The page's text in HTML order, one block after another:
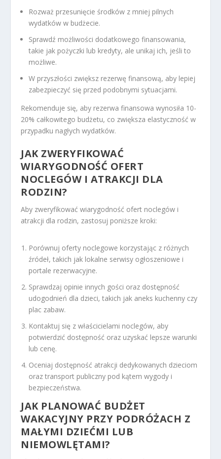
Rozważ przesunięcie środków z mniej pilnych
wydatków w budżecie.
Sprawdź możliwości dodatkowego finansowania,
takie jak pożyczki lub kredyty, ale unikaj ich, jeśli to
możliwe.
W przyszłości zwiększ rezerwę finansową, aby lepiej
zabezpieczyć się przed podobnymi sytuacjami.
Rekomenduje się, aby rezerwa finansowa wynosiła 10-
20% całkowitego budżetu, co zwiększa elastyczność w
przypadku nagłych wydatków.
JAK ZWERYFIKOWAĆ
WIARYGODNOŚĆ OFERT
NOCLEGÓW I ATRAKCJI DLA
RODZIN?
Aby zweryfikować wiarygodność ofert noclegów i
atrakcji dla rodzin, zastosuj poniższe kroki:
Porównuj oferty noclegowe korzystając z różnych
źródeł, takich jak lokalne serwisy ogłoszeniowe i
portale rezerwacyjne.
Sprawdzaj opinie innych gości oraz dostępność
udogodnień dla dzieci, takich jak aneks kuchenny czy
plac zabaw.
Kontaktuj się z właścicielami noclegów, aby
potwierdzić dostępność oraz uzyskać lepsze warunki
lub cenę.
Oceniaj dostępność atrakcji dedykowanych dzieciom
oraz transport publiczny pod kątem wygody i
bezpieczeństwa.
JAK PLANOWAĆ BUDŻET
WAKACYJNY PRZY PODRÓŻACH Z
MAŁYMI DZIEĆMI LUB
NIEMOWLĘTAMI?